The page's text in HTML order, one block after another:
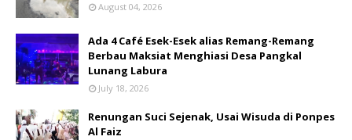
August 04, 2026
Ada 4 Café Esek-Esek alias Remang-Remang
Berbau Maksiat Menghiasi Desa Pangkal
Lunang Labura
July 18, 2026
Renungan Suci Sejenak, Usai Wisuda di Ponpes
Al Faiz